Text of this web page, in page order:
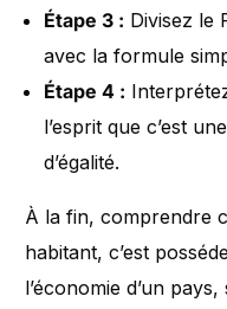
Étape 3 : Divisez le
avec la formule
Étape 4 :
l’esprit que c’est
d’égalité.
À la fin, comprendre
habitant, c’est
l’économie d’un